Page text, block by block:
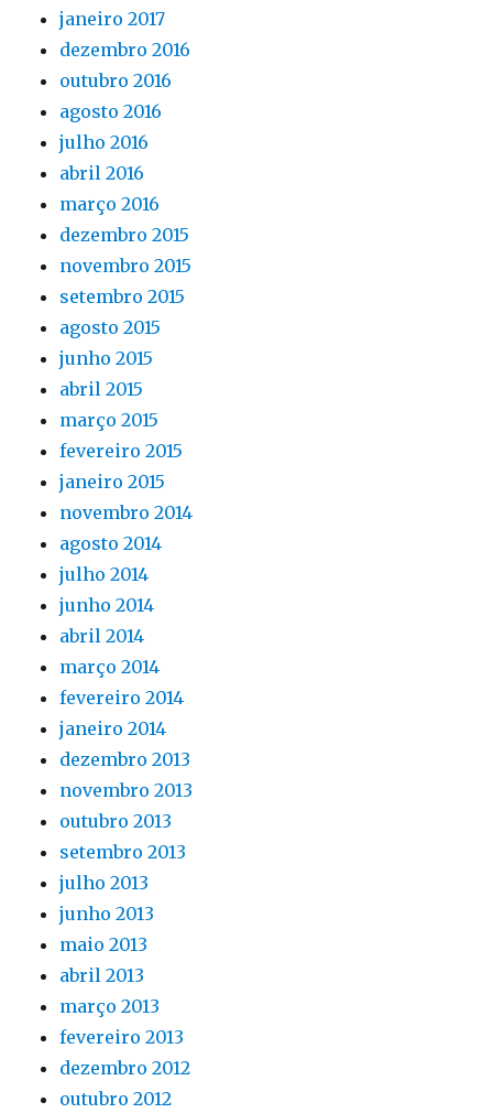
janeiro 2017
dezembro 2016
outubro 2016
agosto 2016
julho 2016
abril 2016
março 2016
dezembro 2015
novembro 2015
setembro 2015
agosto 2015
junho 2015
abril 2015
março 2015
fevereiro 2015
janeiro 2015
novembro 2014
agosto 2014
julho 2014
junho 2014
abril 2014
março 2014
fevereiro 2014
janeiro 2014
dezembro 2013
novembro 2013
outubro 2013
setembro 2013
julho 2013
junho 2013
maio 2013
abril 2013
março 2013
fevereiro 2013
dezembro 2012
outubro 2012